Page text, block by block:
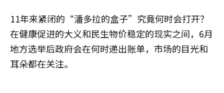
11年来紧闭的“潘多拉的盒子”究竟何时会打开？
在健康促进的大义和民生物价稳定的现实之间，6月
地方选举后政府会在何时递出账单，市场的目光和
耳朵都在关注。